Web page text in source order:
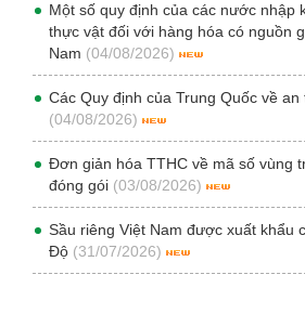
Một số quy định của các nước nhập
thực vật đối với hàng hóa có nguồn
Nam (04/08/2026)
Các Quy định của Trung Quốc về
(04/08/2026)
Đơn giản hóa TTHC về mã số vùng
đóng gói (03/08/2026)
Sầu riêng Việt Nam được xuất khẩu
Độ (31/07/2026)